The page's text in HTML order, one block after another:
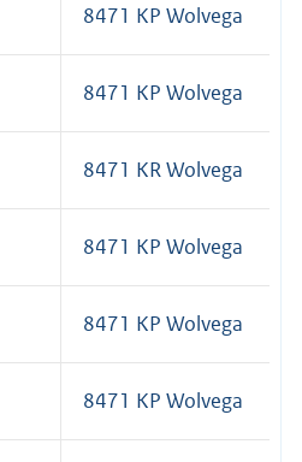
8471 KP Wolvega
8471 KP Wolvega
8471 KR Wolvega
8471 KP Wolvega
8471 KP Wolvega
8471 KP Wolvega